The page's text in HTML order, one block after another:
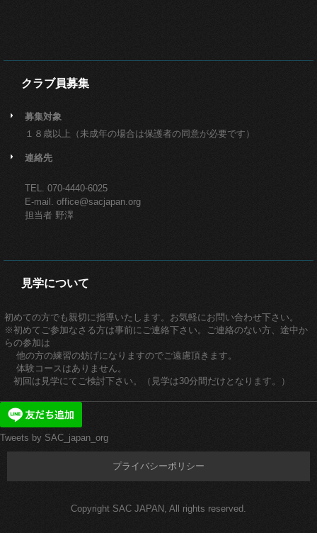
クラブ員募集
募集対象
１８歳以上（未成年の場合は保護者の同意が必要です）
連絡先
TEL. 070-4440-6025
E-mail. office@sacjapan.org
担当者 野澤
見学について
初めての方でも親切に指導いたします。お気軽にお問い合わせ下さい。
※初めてご参加なさる方は事前にご連絡下さい。ご連絡のない方、途中か
らの参加は
他の方の練習の妨げになりますのでご遠慮頂きます。
体験コースはありません。
初回は見学にてご検討下さい。（見学は30分間だけとなります。）
Tweets by SAC_japan_org
プライバシーポリシー
Copyright SAC JAPAN, All rights reserved.